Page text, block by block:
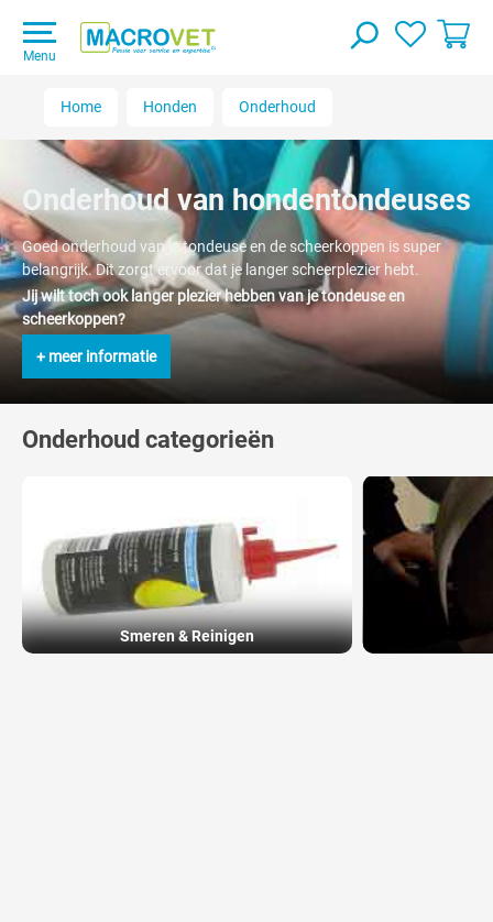
Menu
Home Honden Onderhoud
Onderhoud van hondentondeuses
Goed onderhoud van je tondeuse en de scheerkoppen is super
belangrijk. Dit zorgt ervoor dat je langer scheerplezier hebt.
Jij wilt toch ook langer plezier hebben van je tondeuse en
scheerkoppen?
+ meer informatie
Onderhoud categorieën
Smeren & Reinigen